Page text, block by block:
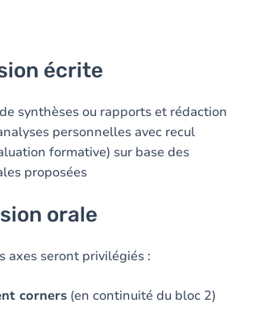
écrite
synthèses ou rapports et rédaction
personnelles avec recul
formative) sur base des
proposées
orale
axes seront privilégiés :
corners (en continuité du bloc 2)